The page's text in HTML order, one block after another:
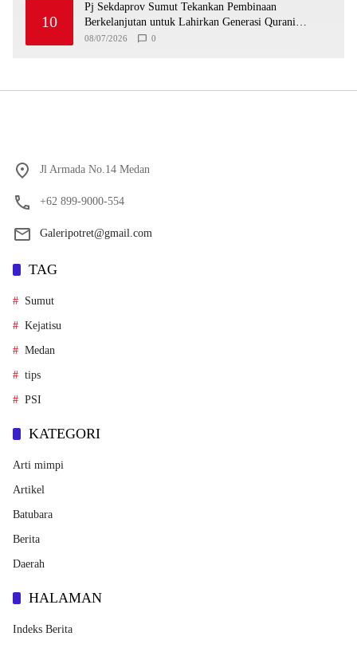
10
Pj Sekdaprov Sumut Tekankan Pembinaan
Berkelanjutan untuk Lahirkan Generasi Qurani
Berkarakter
08/07/2026 0
Jl Armada No.14 Medan
+62 899-9000-554
Galeripotret@gmail.com
TAG
Sumut
Kejatisu
Medan
tips
PSI
KATEGORI
Arti mimpi
Artikel
Batubara
Berita
Daerah
HALAMAN
Indeks Berita